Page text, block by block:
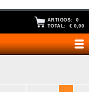
ARTIGOS: 0
TOTAL: € 0,00